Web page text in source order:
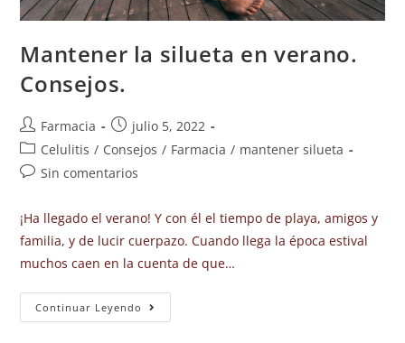
Mantener la silueta en verano.
Consejos.
Farmacia
julio 5, 2022
Celulitis / Consejos / Farmacia / mantener silueta
Sin comentarios
¡Ha llegado el verano! Y con él el tiempo de playa, amigos y
familia, y de lucir cuerpazo. Cuando llega la época estival
muchos caen en la cuenta de que…
Continuar Leyendo